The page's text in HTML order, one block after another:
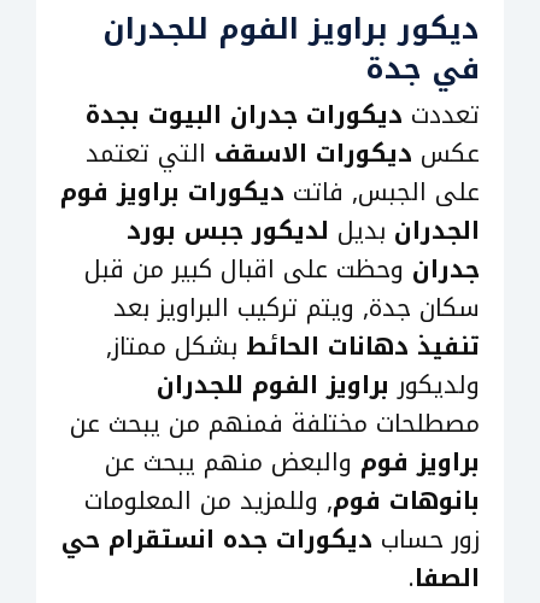
ديكور براويز الفوم للجدران
في جدة
تعددت ديكورات جدران البيوت بجدة
عكس ديكورات الاسقف التي تعتمد
على الجبس, فاتت ديكورات براويز فوم
الجدران بديل لديكور جبس بورد
جدران وحظت على اقبال كبير من قبل
سكان جدة, ويتم تركيب البراويز بعد
تنفيذ دهانات الحائط بشكل ممتاز,
ولديكور براويز الفوم للجدران
مصطلحات مختلفة فمنهم من يبحث عن
براويز فوم والبعض منهم يبحث عن
بانوهات فوم, وللمزيد من المعلومات
زور حساب ديكورات جده انستقرام حي
الصفا.